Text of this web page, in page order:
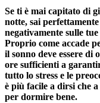
Se ti è mai capitato di
notte, sai
negativamente sulle
Proprio come accade
il sonno deve essere
ore sufficienti a
tutto lo stress e le
è più facile a dirsi che
per dormire bene.